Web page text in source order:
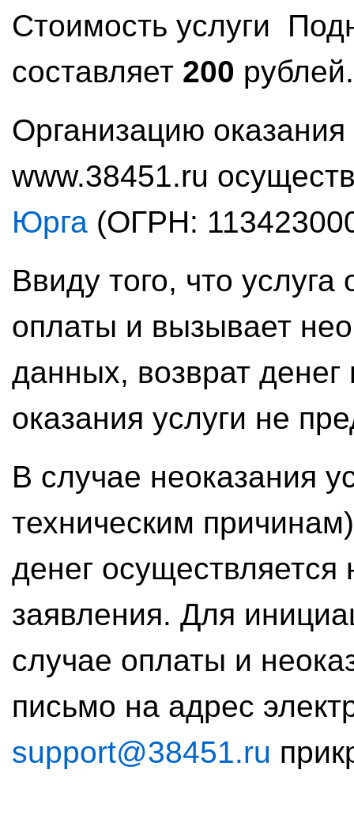
Стоимость услуги
составляет 200
Организацию оказания
www.38451.ru
Юрга (ОГРН:
Ввиду того, что
оплаты и вызывает
данных, возврат
оказания услуги не
В случае неоказания
техническим
денег
заявления. Для
случае оплаты и
письмо на адрес
support@38451.ru